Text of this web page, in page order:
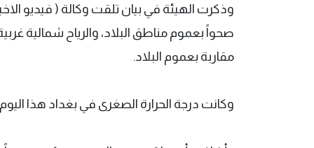
وذكرت الهيئة في بيان تلقت وكالة ( فيديو
صحواً بعموم مناطق البلاد، والرياح شمالية
مقاربة بعموم البلاد.
وكانت درجة الحرارة الصغرى في بغداد هذا اليوم 20 مئوية والعظمى المتوقعة 36